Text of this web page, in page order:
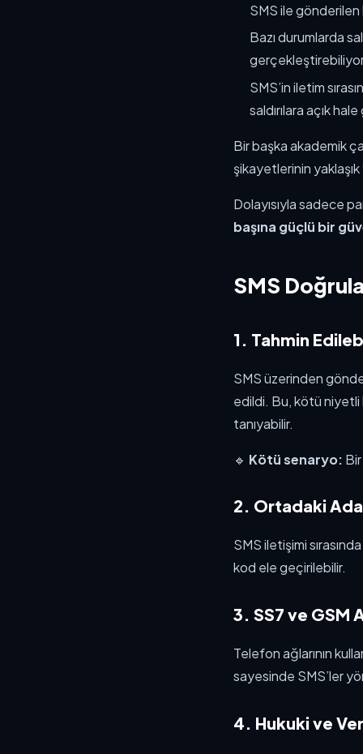
SMS ile
Bazı durumlarda
SMS’in iletim
saldırılara açık
Bir başka akademik
şikayetlerinin yaklaşık
Dolayısıyla sadece
başına güçlü bir
SMS
1. Tahmin
SMS üzerinden
edildi. Bu, kötü niyetli
tanıyabilir.
🔹 Kötü senaryo:
2. Ortadaki
SMS iletişimi
kod ele geçirilebilir.
3. SS7 ve GSM
Telefon ağlarının
sayesinde SMS’ler
4. Hukuki ve